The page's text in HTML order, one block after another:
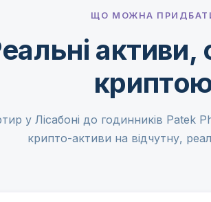
ЩО МОЖНА
активи,
у Лісабоні до годинників Patek
крипто-активи на відчутну,